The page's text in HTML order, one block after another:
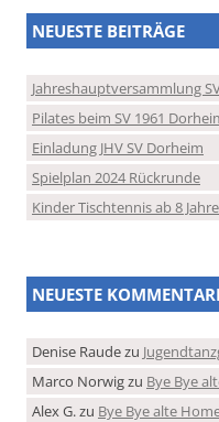
NEUESTE BEITRÄGE
Jahreshauptversammlung
Pilates beim SV 1961
Einladung JHV SV Dorheim
Spielplan 2024 Rückrunde
Kinder Tischtennis ab 8
NEUESTE
Denise Raudezu
Marco Norwigzu Bye Bye
Alex G.zu Bye Bye alte